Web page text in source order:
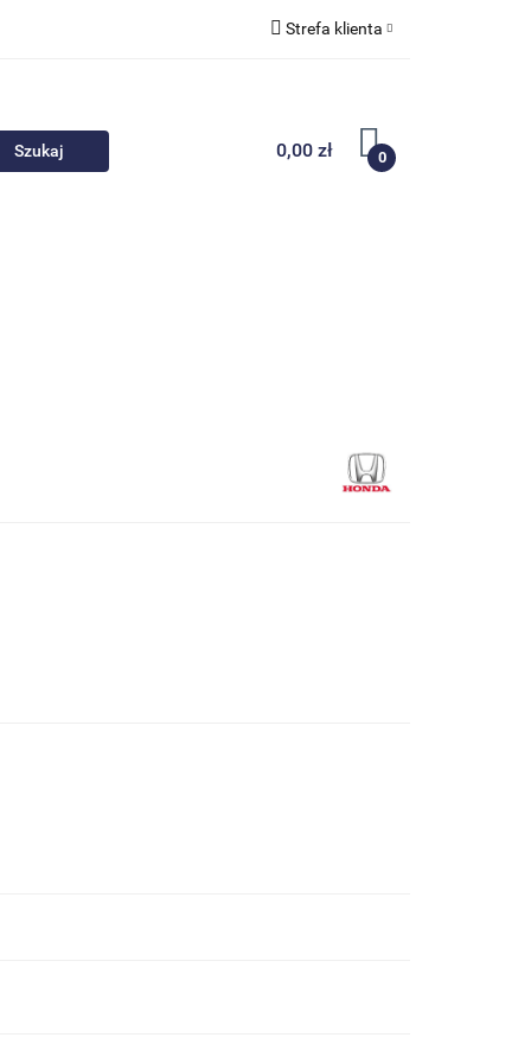
Strefa klienta
Zarejestruj się
Dodaj zgłoszenie
0,00 zł 0